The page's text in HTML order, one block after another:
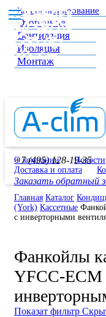
Кондиционирование
Отопление
Вентиляция
Изоляция
Монтаж
+7 (495) 128-19-35
Заказать обратный
О компании Новости
Доставка и оплата
Главная Каталог
(York) Кассетные
с инверторными
Фанкойлы
YFCC-ECM
Показат фильтр